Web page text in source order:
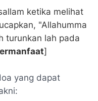
ketika melihat
"Allahumma
turunkan lah pada
]
yang dapat